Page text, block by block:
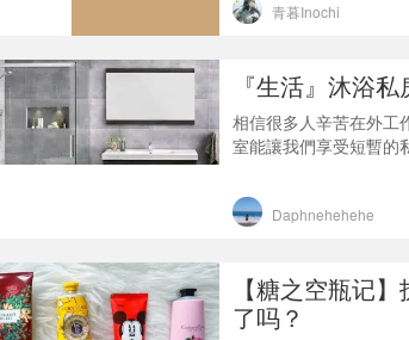
城野医生 零毛孔细致
青暮inochi
『生活』沐浴
相信很多人辛苦在外工
室能讓我們享受短暫的
到腳洗到香噴噴的愛用
Aveda家經典洗髮精主
Daphnehehehe
【糖之空瓶记
了吗？